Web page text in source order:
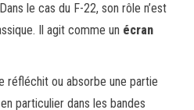
le cas du F-22, son rôle n’est
Il agit comme un écran
réfléchit ou absorbe une partie
particulier dans les bandes